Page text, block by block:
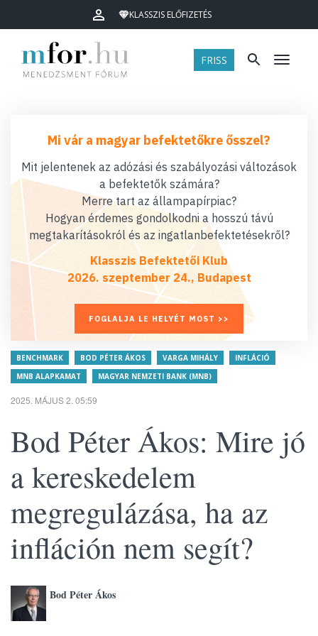
KLASSZIS ELŐFIZETÉS
FRISS Menü
Mi vár a magyar befektetőkre ősszel?
Mit jelentenek az adózási és szabályozási változások
a befektetők számára?
Merre tart az állampapírpiac?
Hogyan érdemes gondolkodni a hosszú távú
megtakarításokról és az ingatlanbefektetésekről?
Klasszis Befektetői Klub
2026. szeptember 24., Budapest
FOGLALJA LE HELYÉT MOST >>
BENCHMARK BOD PÉTER ÁKOS VARGA MIHÁLY
INFLÁCIÓ
MNB ALAPKAMAT
MAGYAR NEMZETI BANK (MNB)
2025. MÁJUS 2. 05:59
Bod Péter Ákos: Mire jó
a kereskedelem
megregulázása, ha az
infláción nem segít?
Bod Péter Ákos